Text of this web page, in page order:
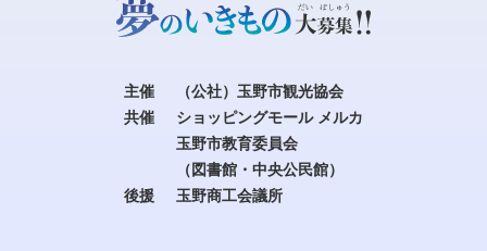
主催
（公社）玉野市観光協会
共催
ショッピングモール メルカ
玉野市教育委員会
（図書館・中央公民館）
後援
玉野商工会議所